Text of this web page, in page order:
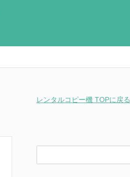
レンタルコピー機 TOPに戻る